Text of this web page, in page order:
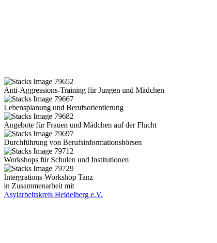
Anti-Aggressions-Training für Jungen und Mädchen
Lebensplanung und Berufsorientierung
Angebote für Frauen und Mädchen auf der Flucht
Durchführung von Berufsinformationsbörsen
Workshops für Schulen und Institutionen
Intergrations-Workshop Tanz
in Zusammenarbeit mit
Asylarbeitskreis Heidelberg e.V.